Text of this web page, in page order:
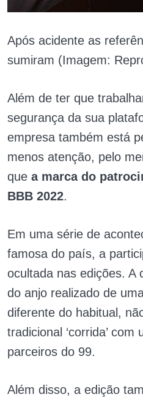
Após acidente as
sumiram (Imagem:
Além de ter que
segurança da sua
empresa também está
menos atenção, pelo
que a marca do
BBB 2022.
Em uma série de
famosa do país, a
ocultada nas edições. A
do anjo realizado de
diferente do habitual,
tradicional ‘corrida’
parceiros do 99.
Além disso, a edição